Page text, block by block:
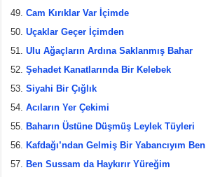
Cam Kırıklar Var İçimde
Uçaklar Geçer İçimden
Ulu Ağaçların Ardına Saklanmış Bahar
Şehadet Kanatlarında Bir Kelebek
Siyahi Bir Çığlık
Acıların Yer Çekimi
Baharın Üstüne Düşmüş Leylek Tüyleri
Kafdağı’ndan Gelmiş Bir Yabancıyım Ben
Ben Sussam da Haykırır Yüreğim